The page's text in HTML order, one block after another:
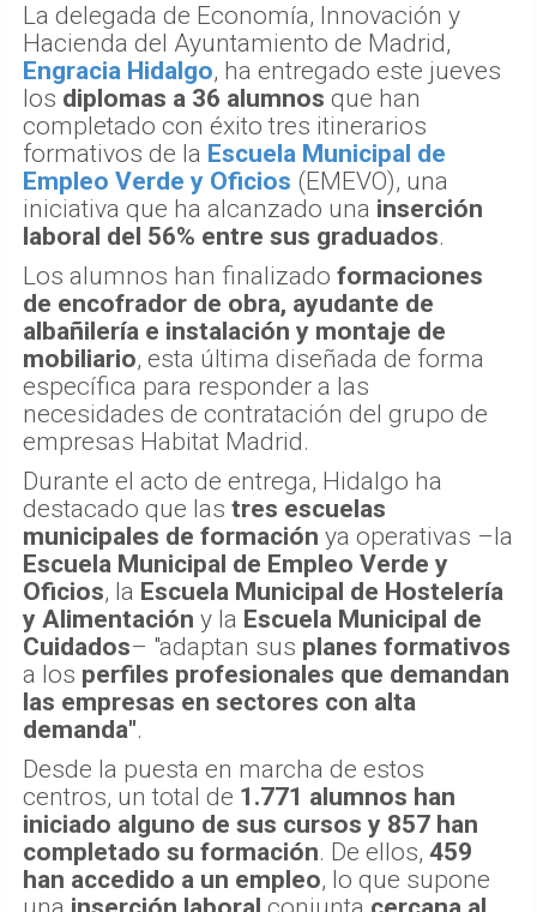
La delegada de Economía, Innovación y
Hacienda del Ayuntamiento de Madrid,
Engracia Hidalgo, ha entregado este jueves
los diplomas a 36 alumnos que han
completado con éxito tres itinerarios
formativos de la Escuela Municipal de
Empleo Verde y Oficios (EMEVO), una
iniciativa que ha alcanzado una inserción
laboral del 56% entre sus graduados.
Los alumnos han finalizado formaciones
de encofrador de obra, ayudante de
albañilería e instalación y montaje de
mobiliario, esta última diseñada de forma
específica para responder a las
necesidades de contratación del grupo de
empresas Habitat Madrid.
Durante el acto de entrega, Hidalgo ha
destacado que las tres escuelas
municipales de formación ya operativas –la
Escuela Municipal de Empleo Verde y
Oficios, la Escuela Municipal de Hostelería
y Alimentación y la Escuela Municipal de
Cuidados– "adaptan sus planes formativos
a los perfiles profesionales que demandan
las empresas en sectores con alta
demanda".
Desde la puesta en marcha de estos
centros, un total de 1.771 alumnos han
iniciado alguno de sus cursos y 857 han
completado su formación. De ellos, 459
han accedido a un empleo, lo que supone